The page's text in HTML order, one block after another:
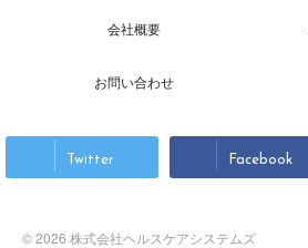
会社概要
お問い合わせ
Twitter Facebook
© 2026 株式会社ヘルスケアシステムズ